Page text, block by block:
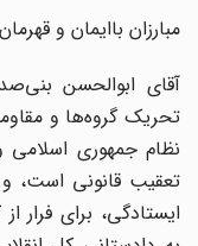
مبارزان باایمان و قهرمان
آقای ابوالحسن
تحریک گروه‌ها و
نظام جمهوری اسلامی
تعقیب قانونی است،
ایستادگی، برای فرار